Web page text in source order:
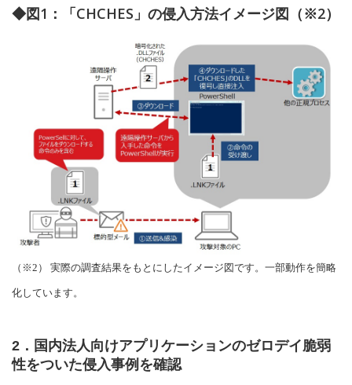
◆図1：「CHCHES」の侵入方法イメージ図（※2）
（※2） 実際の調査結果をもとにしたイメージ図です。一部動作を簡略
化しています。
2．国内法人向けアプリケーションのゼロデイ脆弱
性をついた侵入事例を確認